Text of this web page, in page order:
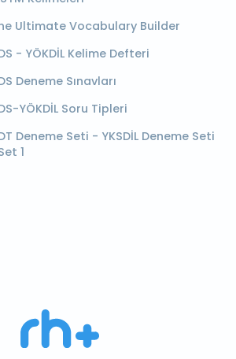
Ultimate Vocabulary Builder
- YÖKDİL Kelime Defteri
Deneme Sınavları
YÖKDİL Soru Tipleri
Deneme Seti - YKSDİL Deneme Seti
1